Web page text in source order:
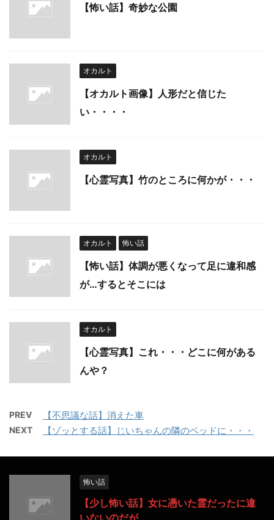
【怖い話】奇妙な公園
オカルト
【オカルト画像】人形だと信じた
い・・・・
オカルト
【心霊写真】竹のところに何かが・・・
オカルト 怖い話
【怖い話】体調が悪くなって足に違和感
が…するとそこには
オカルト
【心霊写真】これ・・・どこに何がある
んや？
PREV 【不思議な話】消えた車
NEXT 【ゾッとする話】じいちゃんの隣のベッドに・・・
怖い話
【少し怖い話】女に憑いた霊だったに違
いないのだが